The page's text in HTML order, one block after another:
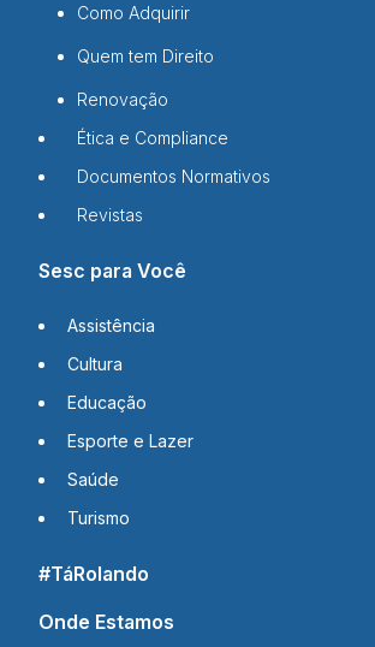
Como Adquirir
Quem tem Direito
Renovação
Ética e Compliance
Documentos Normativos
Revistas
Sesc para Você
Assistência
Cultura
Educação
Esporte e Lazer
Saúde
Turismo
#TáRolando
Onde Estamos